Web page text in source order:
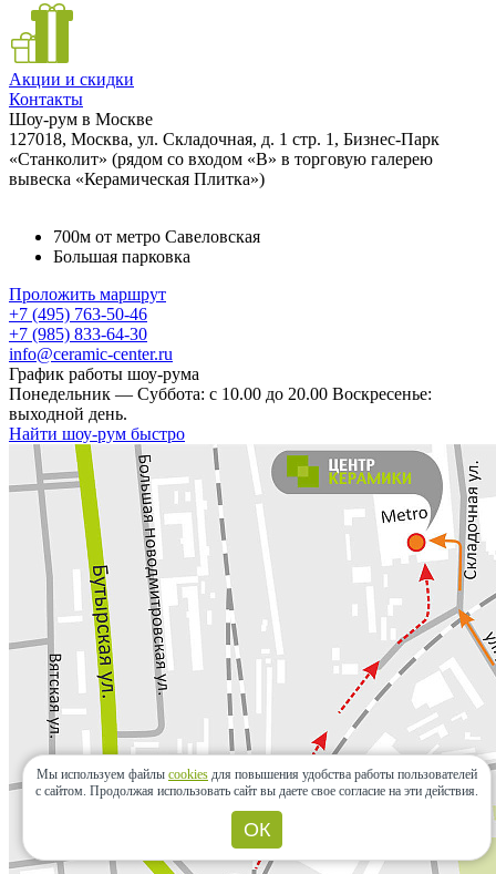
Акции и скидки
Контакты
Шоу-рум в Москве
127018, Москва, ул. Складочная, д. 1 стр. 1, Бизнес-Парк
«Станколит» (рядом со входом «B» в торговую галерею
вывеска «Керамическая Плитка»)
700м от метро Савеловская
Большая парковка
Проложить маршрут
+7 (495) 763-50-46
+7 (985) 833-64-30
info@ceramic-center.ru
График работы шоу-рума
Понедельник — Суббота: с 10.00 до 20.00 Воскресенье:
выходной день.
Найти шоу-рум быстро
Мы используем файлы cookies для повышения удобства работы пользователей
с сайтом. Продолжая использовать сайт вы даете свое согласие на эти действия.
ОК